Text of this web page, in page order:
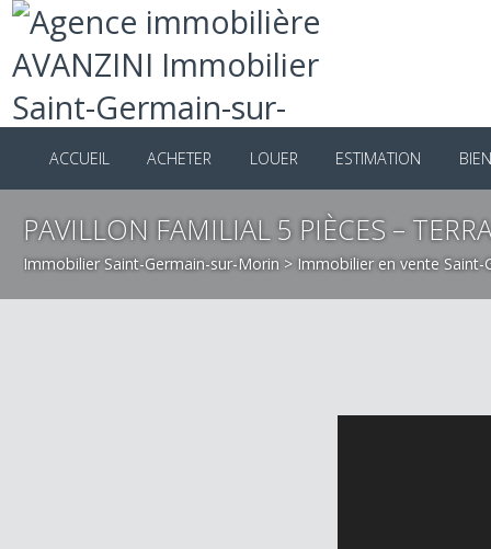
ACCUEIL ACHETER LOUER ESTIMATION
PAVILLON FAMILIAL 5 PIÈCES –
Immobilier Saint-Germain-sur-Morin >Immobilier en vente